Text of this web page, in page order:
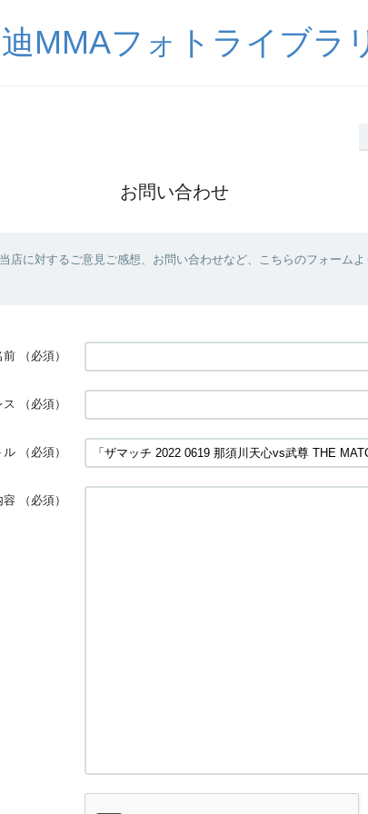
MMAフォトライブラ
お問い合わせ
店に対するご意見ご感想、お問い合わせなど、こちらのフォーム
前 （必須）
ス （必須）
ル （必須）
容 （必須）